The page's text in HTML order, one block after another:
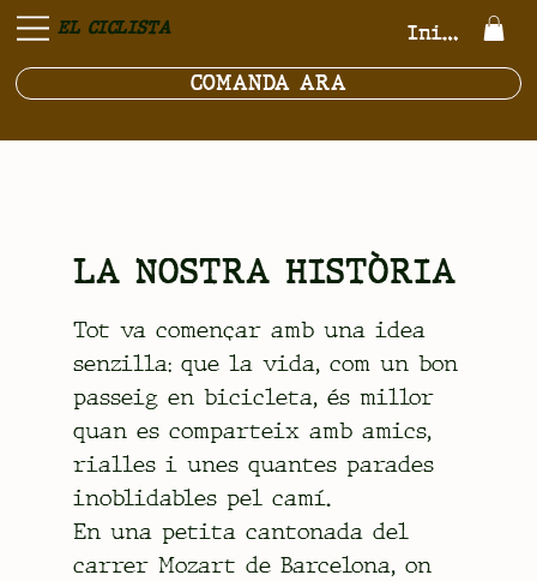
EL CICLISTA
COMANDA ARA
Inicia la
LA NOSTRA HISTÒRIA
Tot va començar amb una idea
senzilla: que la vida, com un bon
passeig en bicicleta, és millor
quan es comparteix amb amics,
rialles i unes quantes parades
inoblidables pel camí.
En una petita cantonada del
carrer Mozart de Barcelona, on